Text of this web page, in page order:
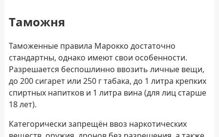
Таможня
Таможенные правила Марокко достаточно
стандартны, однако имеют свои особенности.
Разрешается беспошлинно ввозить личные вещи,
до 200 сигарет или 250 г табака, до 1 литра крепких
спиртных напитков и 1 литра вина (для лиц старше
18 лет).
Категорически запрещён ввоз наркотических